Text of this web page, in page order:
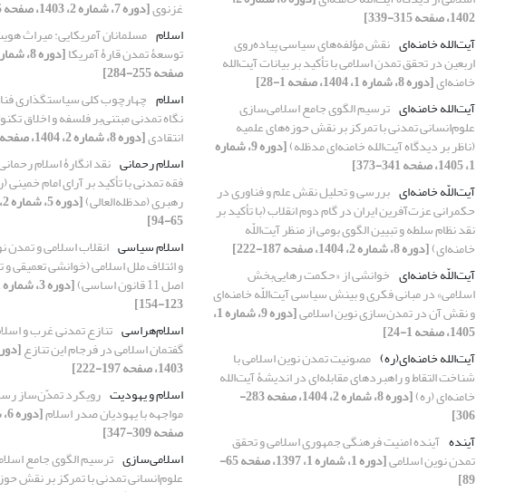
1402، صفحه 315-339]
آیت‌الله خامنه‌ای نقش مؤلفه‌های سیاسی پیاده‌روی
اربعین در تحقق تمدن اسلامی با تأکید بر بیانات آیت‌الله
خامنه‌ای[دوره 8، شماره 1، 1404، صفحه 1-28]
آیت‌الله خامنه‌ای ترسیم الگوی جامع اسلامی‌سازی
علوم‌انسانی‌ تمدنی با تمرکز بر نقش حوزه‌های علمیه
(ناظر بر دیدگاه آیت‌الله خامنه‌ای مدظله) [دوره 9، شماره
1، 1405، صفحه 341-373]
آیت‌اللّه خامنه‌ای بررسی و تحلیل نقش علم و فناوری در
حکمرانی عزت‌آفرین ایران در گام دوم انقلاب (با تأکید بر
نقد نظام سلطه و تبیین الگوی بومی از منظر آیت‌اللّه
خامنه‌ای)[دوره 8، شماره 2، 1404، صفحه 187-222]
آیت‌اللّه خامنه‌ای خوانشی از «حکمت رهایی‌بخش
اسلامی» در مبانی فکری و بینش سیاسی آیت‌اللّه خامنه‌ای
و نقش آن در تمدن‌سازی نوین اسلامی [دوره 9، شماره 1،
1405، صفحه 1-24]
آیت‌الله خامنه‌ای(ره) مصونیت تمدن‌ نوین اسلامی با
شناخت التقاط و راهبردهای مقابله‌ای در اندیشۀ آیت‌الله
خامنه‌ای (ره) [دوره 8، شماره 2، 1404، صفحه 283-
306]
آینده آینده امنیت فرهنگی جمهوری اسلامی و تحقق
تمدن نوین اسلامی [دوره 1، شماره 1، 1397، صفحه 65-
89]
غزنوی[دوره 7، شماره 2، 1403، صفحه 255-284]
اسلام مسلمانان آمریکایی‌: میراث
توسعۀ تمدن قارۀ آمریکا
صفحه 255-284]
اسلام چهارچوب کلی سیاستگذاری
نگاه تمدنی مبتنی‌بر فلسفه و اخلاق
انتقادی[دوره 8، شماره 2، 1404، صفحه 223-248]
اسلام رحمانی نقد انگارۀ اسلام
فقه تمدنی با تأکید بر آرای امام
رهبری (مدظله‌العالی)
65-94]
اسلام سیاسی انقلاب اسلامی و تمدن
و ائتلاف ملل اسلامی (خوانشی تعمیقی
اصل 11 قانون اساسی)
123-154]
اسلام‌هراسی تنازع تمدنی غرب و
گفتمان اسلامی در فرجام این تنازع
1403، صفحه 197-222]
اسلام و یهودیت رویکرد تمدّن‌ساز
مواجهه با یهودیان صدر اسلام
صفحه 309-347]
اسلامی‌سازی ترسیم الگوی جامع
علوم‌انسانی‌ تمدنی با تمرکز بر نقش